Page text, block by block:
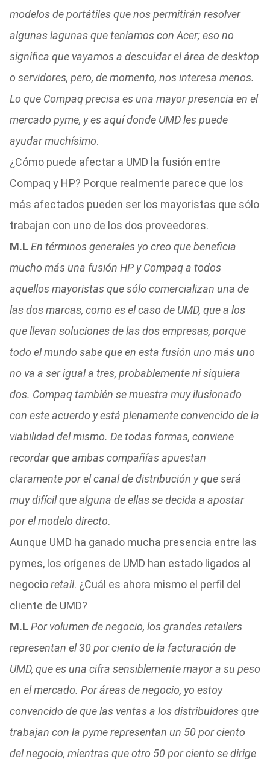
modelos de portátiles que nos permitirán resolver
algunas lagunas que teníamos con Acer; eso no
significa que vayamos a descuidar el área de desktop
o servidores, pero, de momento, nos interesa menos.
Lo que Compaq precisa es una mayor presencia en el
mercado pyme, y es aquí donde UMD les puede
ayudar muchísimo.
¿Cómo puede afectar a UMD la fusión entre
Compaq y HP? Porque realmente parece que los
más afectados pueden ser los mayoristas que sólo
trabajan con uno de los dos proveedores.
M.L En términos generales yo creo que beneficia
mucho más una fusión HP y Compaq a todos
aquellos mayoristas que sólo comercializan una de
las dos marcas, como es el caso de UMD, que a los
que llevan soluciones de las dos empresas, porque
todo el mundo sabe que en esta fusión uno más uno
no va a ser igual a tres, probablemente ni siquiera
dos. Compaq también se muestra muy ilusionado
con este acuerdo y está plenamente convencido de la
viabilidad del mismo. De todas formas, conviene
recordar que ambas compañías apuestan
claramente por el canal de distribución y que será
muy difícil que alguna de ellas se decida a apostar
por el modelo directo.
Aunque UMD ha ganado mucha presencia entre las
pymes, los orígenes de UMD han estado ligados al
negocioretail. ¿Cuál es ahora mismo el perfil del
cliente de UMD?
M.L Por volumen de negocio, los grandes retailers
representan el 30 por ciento de la facturación de
UMD, que es una cifra sensiblemente mayor a su peso
en el mercado. Por áreas de negocio, yo estoy
convencido de que las ventas a los distribuidores que
trabajan con la pyme representan un 50 por ciento
del negocio, mientras que otro 50 por ciento se dirige